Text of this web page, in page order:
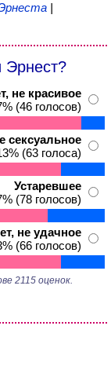
|
Эрнест?
не красивое
(46 голосов)
сексуальное
(63 голоса)
Устаревшее
(78 голосов)
не удачное
(66 голосов)
2115 оценок.